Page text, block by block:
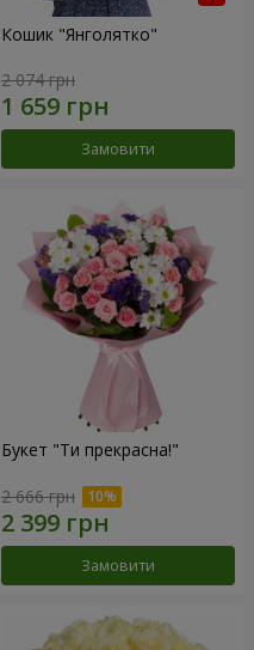
Кошик "Янголятко"
2 074 грн
Замовити
Букет "Ти прекрасна!"
2 666 грн
Замовити